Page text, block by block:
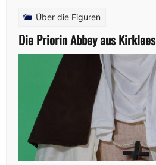
Über die Figuren
Die Priorin Abbey aus Kirklees